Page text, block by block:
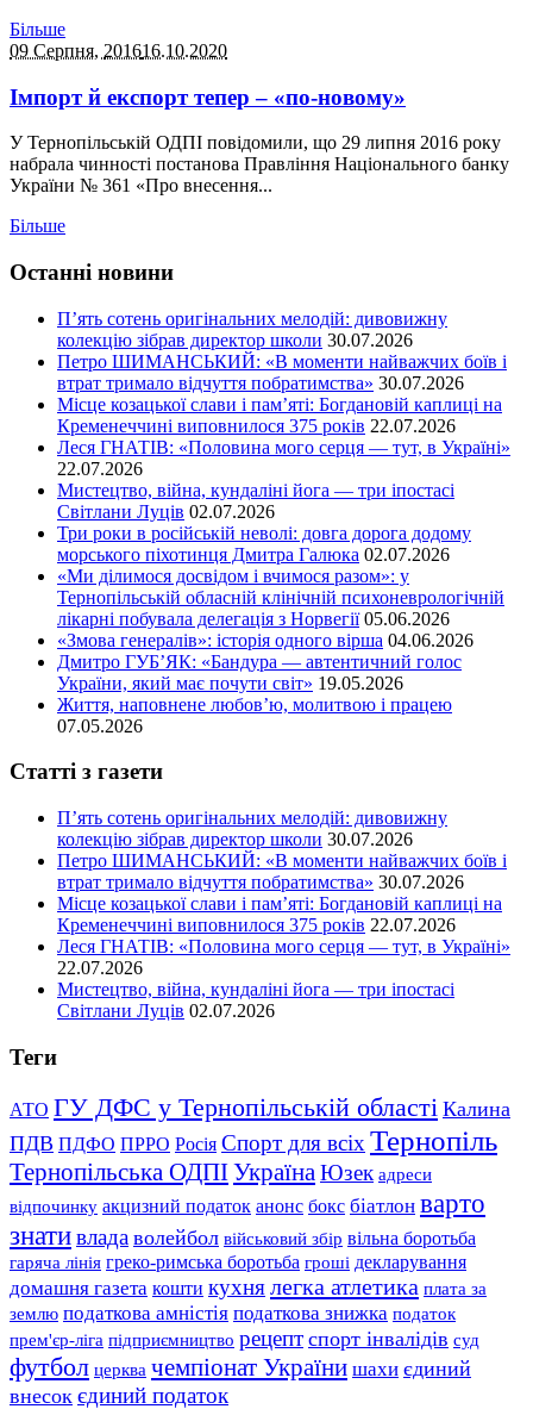
Більше
09 Серпня, 201616.10.2020
Імпорт й експорт тепер – «по-новому»
У Тернопільській ОДПІ повідомили, що 29 липня 2016 року
набрала чинності постанова Правління Національного банку
України № 361 «Про внесення...
Більше
Останні новини
П’ять сотень оригінальних мелодій: дивовижну
колекцію зібрав директор школи 30.07.2026
Петро ШИМАНСЬКИЙ: «В моменти найважчих боїв і
втрат тримало відчуття побратимства» 30.07.2026
Місце козацької слави і пам’яті: Богдановій каплиці на
Кременеччині виповнилося 375 років 22.07.2026
Леся ГНАТІВ: «Половина мого серця — тут, в Україні»
22.07.2026
Мистецтво, війна, кундаліні йога — три іпостасі
Світлани Луців 02.07.2026
Три роки в російській неволі: довга дорога додому
морського піхотинця Дмитра Галюка 02.07.2026
«Ми ділимося досвідом і вчимося разом»: у
Тернопільській обласній клінічній психоневрологічній
лікарні побувала делегація з Норвегії 05.06.2026
«Змова генералів»: історія одного вірша 04.06.2026
Дмитро ГУБ’ЯК: «Бандура — автентичний голос
України, який має почути світ» 19.05.2026
Життя, наповнене любов’ю, молитвою і працею
07.05.2026
Статті з газети
П’ять сотень оригінальних мелодій: дивовижну
колекцію зібрав директор школи 30.07.2026
Петро ШИМАНСЬКИЙ: «В моменти найважчих боїв і
втрат тримало відчуття побратимства» 30.07.2026
Місце козацької слави і пам’яті: Богдановій каплиці на
Кременеччині виповнилося 375 років 22.07.2026
Леся ГНАТІВ: «Половина мого серця — тут, в Україні»
22.07.2026
Мистецтво, війна, кундаліні йога — три іпостасі
Світлани Луців 02.07.2026
Теги
АТО ГУ ДФС у Тернопільській області Калина
ПДВ ПДФО ПРРО Росія Спорт для всіх Тернопіль
Тернопільська ОДПІУкраїна Юзек адреси
відпочинку акцизний податок анонс бокс біатлон варто
знативлада волейбол військовий збір вільна боротьба
гаряча лінія греко-римська боротьба гроші декларування
домашня газета кошти кухнялегка атлетика плата за
землю податкова амністія податкова знижка податок
прем'єр-ліга підприємництво рецепт спорт інвалідів суд
футбол церква чемпіонат України шахи єдиний
внесок єдиний податок